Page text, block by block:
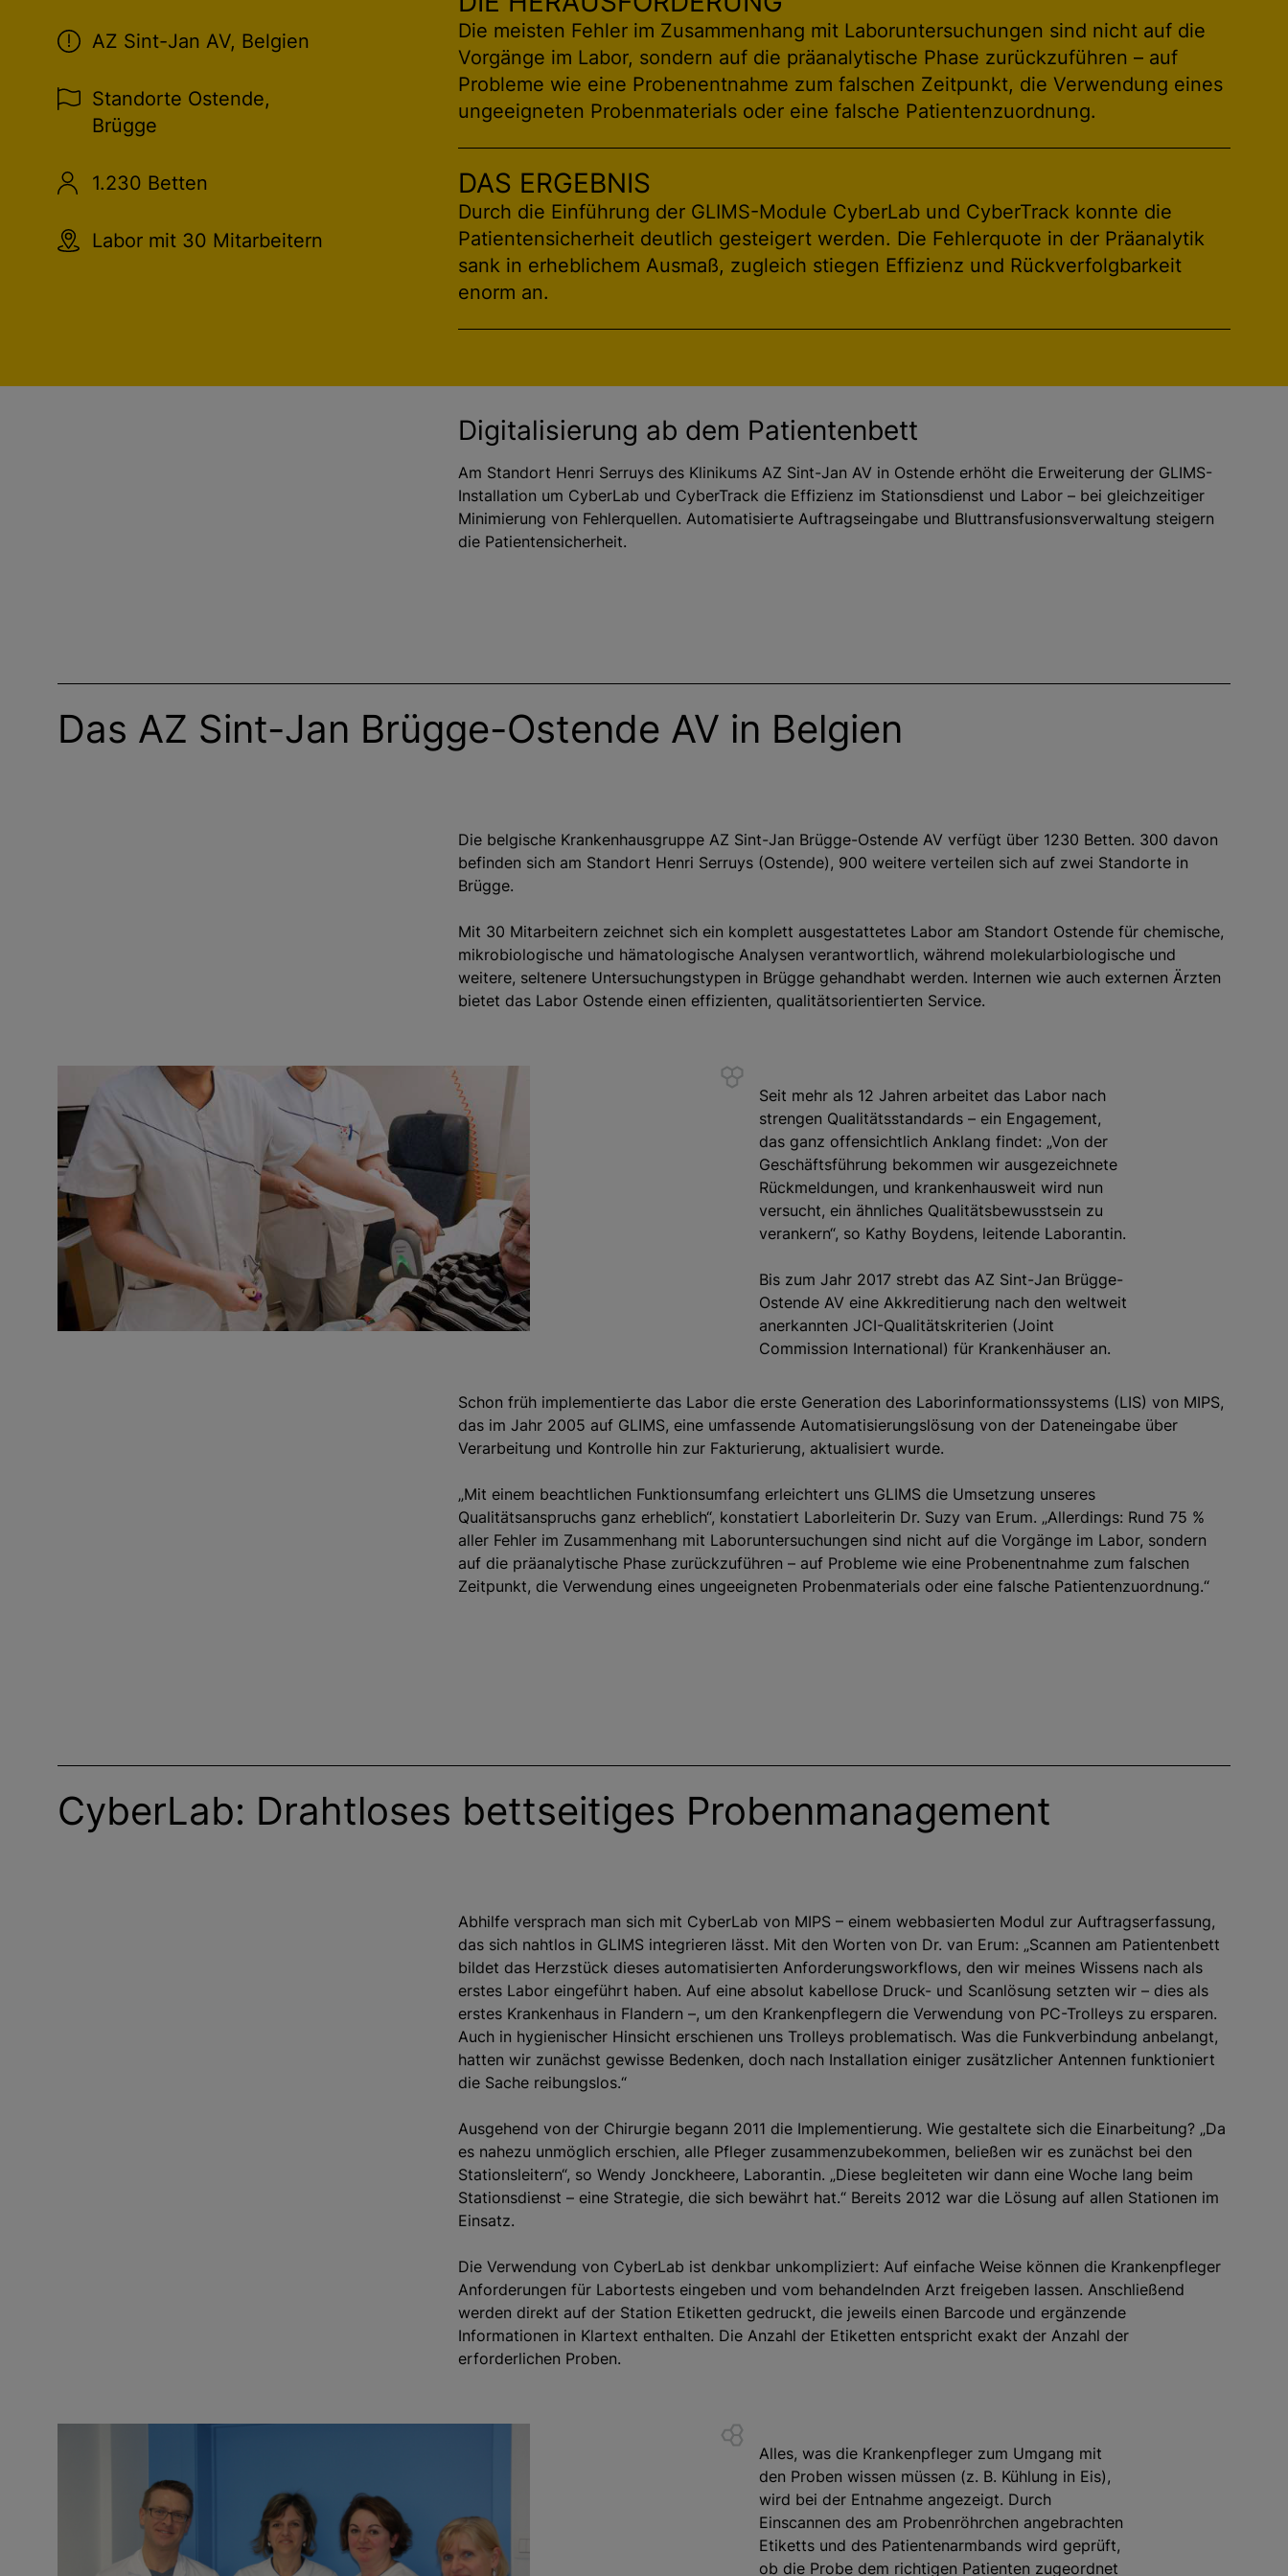
AZ Sint-Jan AV, Belgien
Standorte Ostende,
Brügge
1.230 Betten
Labor mit 30 Mitarbeitern
Die meisten Fehler im Zusammenhang mit Laboruntersuchungen sind nicht auf die
Vorgänge im Labor, sondern auf die präanalytische Phase zurückzuführen – auf
Probleme wie eine Probenentnahme zum falschen Zeitpunkt, die Verwendung eines
ungeeigneten Probenmaterials oder eine falsche Patientenzuordnung.
DAS ERGEBNIS
Durch die Einführung der GLIMS-Module CyberLab und CyberTrack konnte die
Patientensicherheit deutlich gesteigert werden. Die Fehlerquote in der Präanalytik
sank in erheblichem Ausmaß, zugleich stiegen Effizienz und Rückverfolgbarkeit
enorm an.
Digitalisierung ab dem Patientenbett
Am Standort Henri Serruys des Klinikums AZ Sint-Jan AV in Ostende erhöht die Erweiterung der GLIMS-
Installation um CyberLab und CyberTrack die Effizienz im Stationsdienst und Labor – bei gleichzeitiger
Minimierung von Fehlerquellen. Automatisierte Auftragseingabe und Bluttransfusionsverwaltung steigern
die Patientensicherheit.
Das AZ Sint-Jan Brügge-Ostende AV in Belgien
Die belgische Krankenhausgruppe AZ Sint-Jan Brügge-Ostende AV verfügt über 1230 Betten. 300 davon
befinden sich am Standort Henri Serruys (Ostende), 900 weitere verteilen sich auf zwei Standorte in
Brügge.
Mit 30 Mitarbeitern zeichnet sich ein komplett ausgestattetes Labor am Standort Ostende für chemische,
mikrobiologische und hämatologische Analysen verantwortlich, während molekularbiologische und
weitere, seltenere Untersuchungstypen in Brügge gehandhabt werden. Internen wie auch externen Ärzten
bietet das Labor Ostende einen effizienten, qualitätsorientierten Service.
Seit mehr als 12 Jahren arbeitet das Labor nach
strengen Qualitätsstandards – ein Engagement,
das ganz offensichtlich Anklang findet: „Von der
Geschäftsführung bekommen wir ausgezeichnete
Rückmeldungen, und krankenhausweit wird nun
versucht, ein ähnliches Qualitätsbewusstsein zu
verankern“, so Kathy Boydens, leitende Laborantin.
Bis zum Jahr 2017 strebt das AZ Sint-Jan Brügge-
Ostende AV eine Akkreditierung nach den weltweit
anerkannten JCI-Qualitätskriterien (Joint
Commission International) für Krankenhäuser an.
Schon früh implementierte das Labor die erste Generation des Laborinformationssystems (LIS) von MIPS,
das im Jahr 2005 auf GLIMS, eine umfassende Automatisierungslösung von der Dateneingabe über
Verarbeitung und Kontrolle hin zur Fakturierung, aktualisiert wurde.
„Mit einem beachtlichen Funktionsumfang erleichtert uns GLIMS die Umsetzung unseres
Qualitätsanspruchs ganz erheblich“, konstatiert Laborleiterin Dr. Suzy van Erum. „Allerdings: Rund 75 %
aller Fehler im Zusammenhang mit Laboruntersuchungen sind nicht auf die Vorgänge im Labor, sondern
auf die präanalytische Phase zurückzuführen – auf Probleme wie eine Probenentnahme zum falschen
Zeitpunkt, die Verwendung eines ungeeigneten Probenmaterials oder eine falsche Patientenzuordnung.“
CyberLab: Drahtloses bettseitiges Probenmanagement
Abhilfe versprach man sich mit CyberLab von MIPS – einem webbasierten Modul zur Auftragserfassung,
das sich nahtlos in GLIMS integrieren lässt. Mit den Worten von Dr. van Erum: „Scannen am Patientenbett
bildet das Herzstück dieses automatisierten Anforderungsworkflows, den wir meines Wissens nach als
erstes Labor eingeführt haben. Auf eine absolut kabellose Druck- und Scanlösung setzten wir – dies als
erstes Krankenhaus in Flandern –, um den Krankenpflegern die Verwendung von PC-Trolleys zu ersparen.
Auch in hygienischer Hinsicht erschienen uns Trolleys problematisch. Was die Funkverbindung anbelangt,
hatten wir zunächst gewisse Bedenken, doch nach Installation einiger zusätzlicher Antennen funktioniert
die Sache reibungslos.“
Ausgehend von der Chirurgie begann 2011 die Implementierung. Wie gestaltete sich die Einarbeitung? „Da
es nahezu unmöglich erschien, alle Pfleger zusammenzubekommen, beließen wir es zunächst bei den
Stationsleitern“, so Wendy Jonckheere, Laborantin. „Diese begleiteten wir dann eine Woche lang beim
Stationsdienst – eine Strategie, die sich bewährt hat.“ Bereits 2012 war die Lösung auf allen Stationen im
Einsatz.
Die Verwendung von CyberLab ist denkbar unkompliziert: Auf einfache Weise können die Krankenpfleger
Anforderungen für Labortests eingeben und vom behandelnden Arzt freigeben lassen. Anschließend
werden direkt auf der Station Etiketten gedruckt, die jeweils einen Barcode und ergänzende
Informationen in Klartext enthalten. Die Anzahl der Etiketten entspricht exakt der Anzahl der
erforderlichen Proben.
Alles, was die Krankenpfleger zum Umgang mit
den Proben wissen müssen (z. B. Kühlung in Eis),
wird bei der Entnahme angezeigt. Durch
Einscannen des am Probenröhrchen angebrachten
Etiketts und des Patientenarmbands wird geprüft,
ob die Probe dem richtigen Patienten zugeordnet